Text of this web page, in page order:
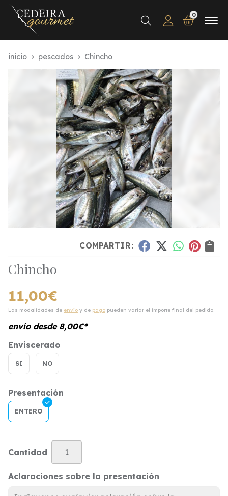
Buscar
0
inicio pescados Chincho
COMPARTIR:
Chincho
11,00€
Las modalidades de envío y de pago pueden variar el importe final del pedido.
envío desde 8,00€*
Enviscerado
SI NO
Presentación
ENTERO
Cantidad
Aclaraciones sobre la presentación